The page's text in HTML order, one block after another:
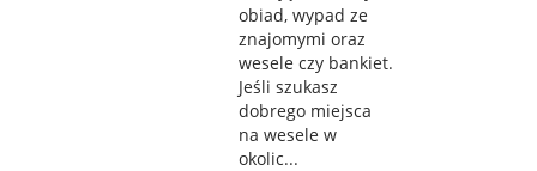
obiad, wypad ze
znajomymi oraz
wesele czy bankiet.
Jeśli szukasz
dobrego miejsca
na wesele w
okolic...